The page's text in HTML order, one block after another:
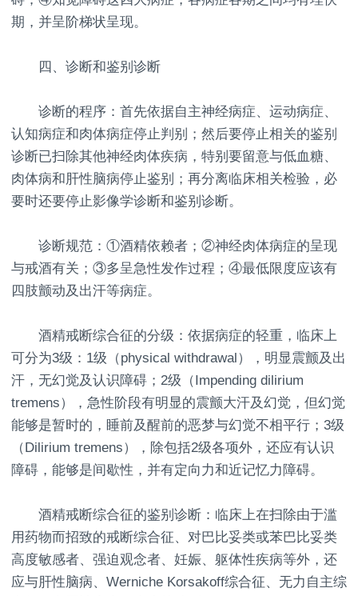
期，并呈阶梯状呈现。
四、诊断和鉴别诊断
诊断的程序：首先依据自主神经病症、运动病症、
认知病症和肉体病症停止判别；然后要停止相关的鉴别
诊断已扫除其他神经肉体疾病，特别要留意与低血糖、
肉体病和肝性脑病停止鉴别；再分离临床相关检验，必
要时还要停止影像学诊断和鉴别诊断。
诊断规范：①酒精依赖者；②神经肉体病症的呈现
与戒酒有关；③多呈急性发作过程；④最低限度应该有
四肢颤动及出汗等病症。
酒精戒断综合征的分级：依据病症的轻重，临床上
可分为3级：1级（physical withdrawal），明显震颤及出
汗，无幻觉及认识障碍；2级（Impending dilirium
tremens），急性阶段有明显的震颤大汗及幻觉，但幻觉
能够是暂时的，睡前及醒前的恶梦与幻觉不相平行；3级
（Dilirium tremens），除包括2级各项外，还应有认识
障碍，能够是间歇性，并有定向力和近记忆力障碍。
酒精戒断综合征的鉴别诊断：临床上在扫除由于滥
用药物而招致的戒断综合征、对巴比妥类或苯巴比妥类
高度敏感者、强迫观念者、妊娠、躯体性疾病等外，还
应与肝性脑病、Werniche Korsakoff综合征、无力自主综